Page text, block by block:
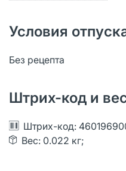
Условия
Без рецепта
Штрих-код и
Штрих-код:
Вес: 0.022 кг;